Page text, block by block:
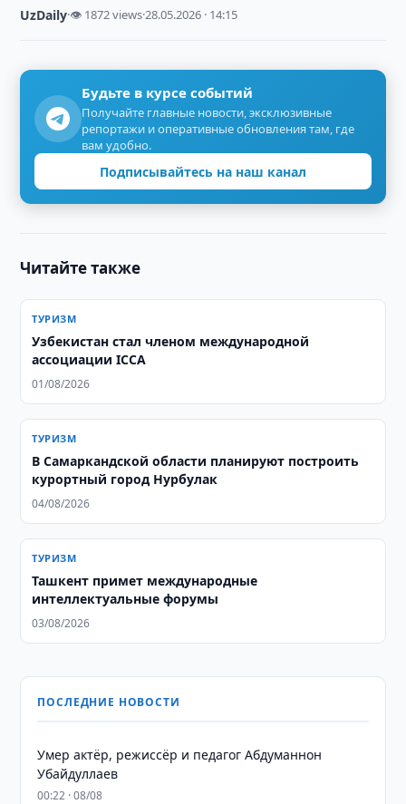
UzDaily·👁 1872 views·28.05.2026 · 14:15
Будьте в курсе событий
Получайте главные новости, эксклюзивные
репортажи и оперативные обновления там, где
вам удобно.
Подписывайтесь на наш канал
Читайте также
ТУРИЗМ
Узбекистан стал членом международной
ассоциации ICCA
01/08/2026
ТУРИЗМ
В Самаркандской области планируют построить
курортный город Нурбулак
04/08/2026
ТУРИЗМ
Ташкент примет международные
интеллектуальные форумы
03/08/2026
ПОСЛЕДНИЕ НОВОСТИ
Умер актёр, режиссёр и педагог Абдуманнон
Убайдуллаев
00:22 · 08/08